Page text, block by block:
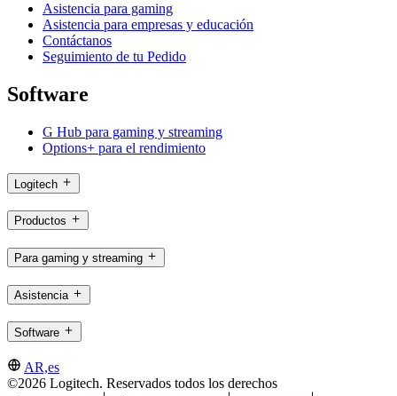
Asistencia para gaming
Asistencia para empresas y educación
Contáctanos
Seguimiento de tu Pedido
Software
G Hub para gaming y streaming
Options+ para el rendimiento
Logitech
Productos
Para gaming y streaming
Asistencia
Software
AR,es
©2026 Logitech. Reservados todos los derechos